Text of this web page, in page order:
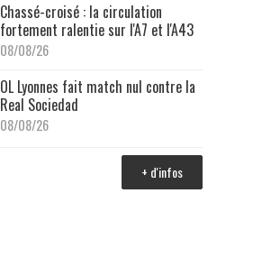
Chassé-croisé : la circulation
fortement ralentie sur l'A7 et l'A43
08/08/26
OL Lyonnes fait match nul contre la
Real Sociedad
08/08/26
+ d'infos